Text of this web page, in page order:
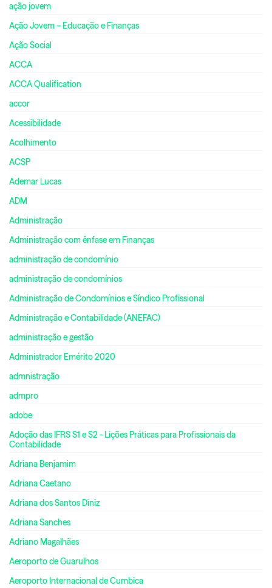
ação jovem
Ação Jovem – Educação e Finanças
Ação Social
ACCA
ACCA Qualification
accor
Acessibilidade
Acolhimento
ACSP
Ademar Lucas
ADM
Administração
Administração com ênfase em Finanças
administração de condomínio
administração de condomínios
Administração de Condomínios e Síndico Profissional
Administração e Contabilidade (ANEFAC)
administração e gestão
Administrador Emérito 2020
admnistração
admpro
adobe
Adoção das IFRS S1 e S2 - Lições Práticas para Profissionais da
Contabilidade
Adriana Benjamim
Adriana Caetano
Adriana dos Santos Diniz
Adriana Sanches
Adriano Magalhães
Aeroporto de Guarulhos
Aeroporto Internacional de Cumbica